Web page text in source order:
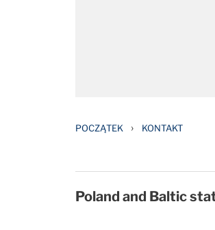
POCZĄTEK › KONTAKT
Poland and Baltic